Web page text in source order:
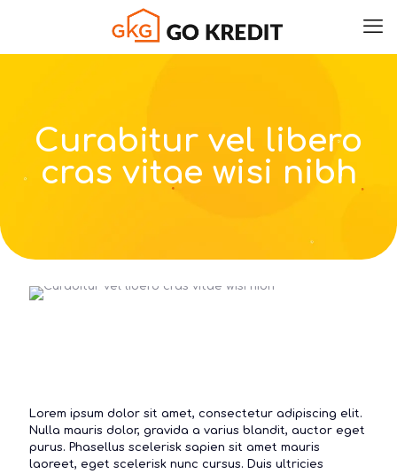
Curabitur vel libero
cras vitae wisi nibh
Lorem ipsum dolor sit amet, consectetur adipiscing elit.
Nulla mauris dolor, gravida a varius blandit, auctor eget
purus. Phasellus scelerisk sapien sit amet mauris
laoreet, eget scelerisk nunc cursus. Duis ultricies